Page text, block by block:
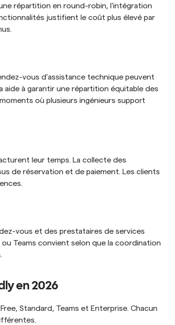
répartition en round-robin, l'intégration
justifient le coût plus élevé par
vous d'assistance technique peuvent
à garantir une répartition équitable des
où plusieurs ingénieurs support
leur temps. La collecte des
de réservation et de paiement. Les clients
vous et des prestataires de services
Teams convient selon que la coordination
en 2026
Standard, Teams et Enterprise. Chacun